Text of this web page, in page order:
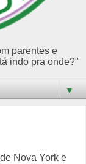
parentes e
indo pra onde?"
▼
Nova York e